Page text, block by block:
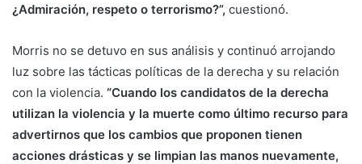
¿Admiración, respeto o terrorismo?”, cuestionó.
Morris no se detuvo en sus análisis y continuó arrojando
luz sobre las tácticas políticas de la derecha y su relación
con la violencia. “Cuando los candidatos de la derecha
utilizan la violencia y la muerte como último recurso para
advertirnos que los cambios que proponen tienen
acciones drásticas y se limpian las manos nuevamente,